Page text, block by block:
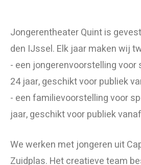
Jongerentheater Quint is
den IJssel. Elk jaar maken wij
- een jongerenvoorstelling
24 jaar, geschikt voor publiek
- een familievoorstelling voor
jaar, geschikt voor publiek
We werken met jongeren uit
Zuidplas. Het creatieve team